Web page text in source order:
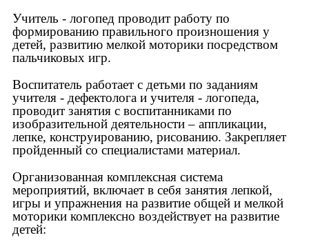
Учитель - логопед проводит работу по
формированию правильного произношения у
детей, развитию мелкой моторики посредством
пальчиковых игр.
Воспитатель работает с детьми по заданиям
учителя - дефектолога и учителя - логопеда,
проводит занятия с воспитанниками по
изобразительной деятельности – аппликации,
лепке, конструированию, рисованию. Закрепляет
пройденный со специалистами материал.
Организованная комплексная система
мероприятий, включает в себя занятия лепкой,
игры и упражнения на развитие общей и мелкой
моторики комплексно воздействует на развитие
детей: